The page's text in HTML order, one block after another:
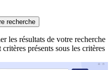
recherche
les résultats de votre recherche
présents sous les critères